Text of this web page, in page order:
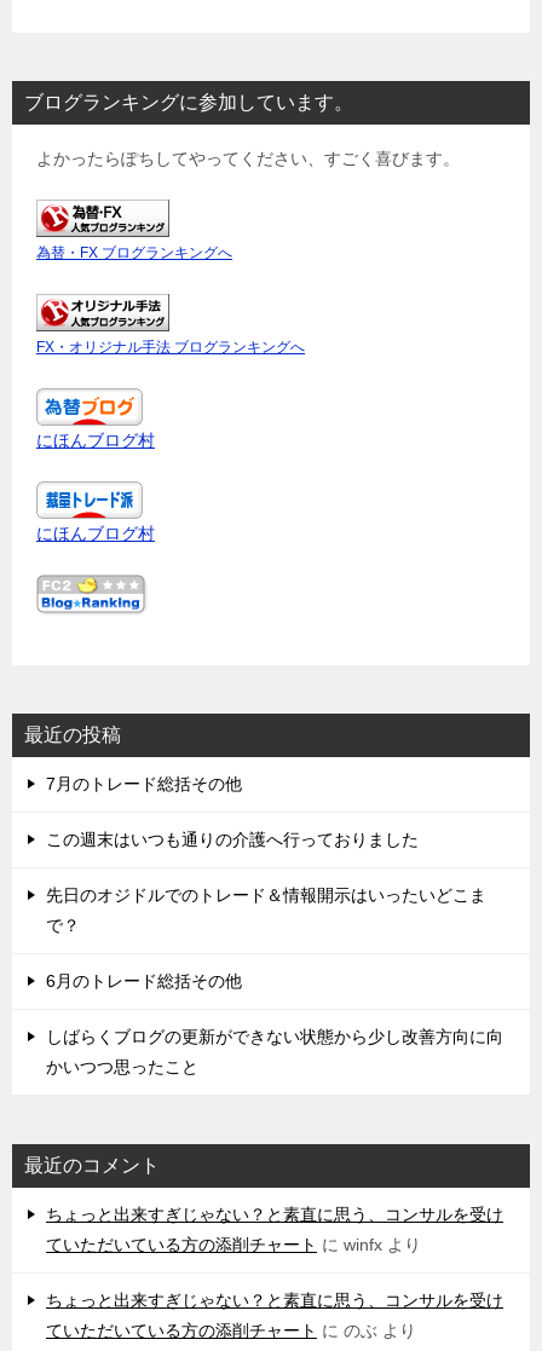
ブログランキングに参加しています。
よかったらぽちしてやってください、すごく喜びます。
為替・FX ブログランキングへ
FX・オリジナル手法 ブログランキングへ
にほんブログ村
にほんブログ村
最近の投稿
7月のトレード総括その他
この週末はいつも通りの介護へ行っておりました
先日のオジドルでのトレード＆情報開示はいったいどこま
で？
6月のトレード総括その他
しばらくブログの更新ができない状態から少し改善方向に向
かいつつ思ったこと
最近のコメント
ちょっと出来すぎじゃない？と素直に思う、コンサルを受け
ていただいている方の添削チャート に winfx より
ちょっと出来すぎじゃない？と素直に思う、コンサルを受け
ていただいている方の添削チャート に のぶ より